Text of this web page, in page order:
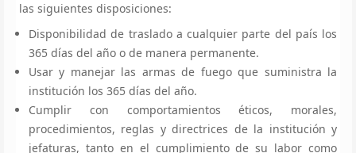
las siguientes disposiciones:
Disponibilidad de traslado a cualquier parte del país los
365 días del año o de manera permanente.
Usar y manejar las armas de fuego que suministra la
institución los 365 días del año.
Cumplir con comportamientos éticos, morales,
procedimientos, reglas y directrices de la institución y
jefaturas, tanto en el cumplimiento de su labor como